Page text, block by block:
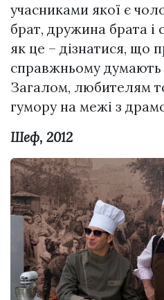
учасниками якої є
брат, дружина брата і
як це – дізнатися, що
справжньому думають
Загалом, любителям
гумору на межі з
Шеф, 2012